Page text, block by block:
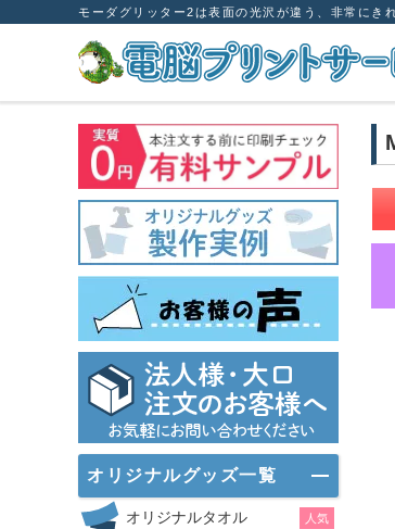
モーダグリッター2は表面の光沢が違う、非常にき
オリジナルグッズ一覧
オリジナルタオル 人気